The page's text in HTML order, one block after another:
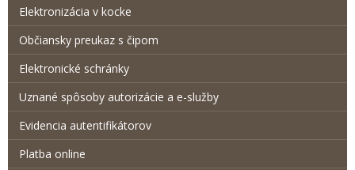
Elektronizácia v kocke
Občiansky preukaz s čipom
Elektronické schránky
Uznané spôsoby autorizácie a e-služby
Evidencia autentifikátorov
Platba online